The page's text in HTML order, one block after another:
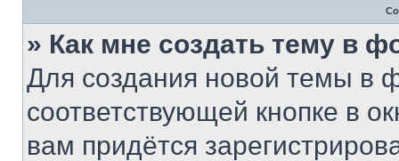
» Как мне создать тему в
Для создания новой темы в
соответствующей кнопке в
вам придётся